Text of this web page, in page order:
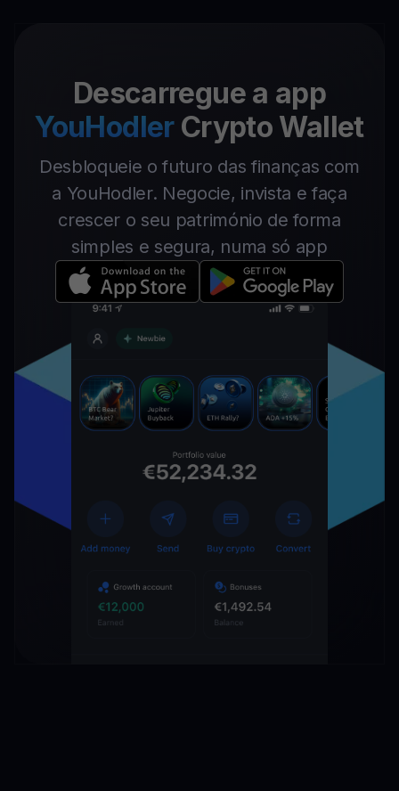
Descarregue a app
YouHodler Crypto Wallet
Desbloqueie o futuro das finanças com
a YouHodler. Negocie, invista e faça
crescer o seu património de forma
simples e segura, numa só app